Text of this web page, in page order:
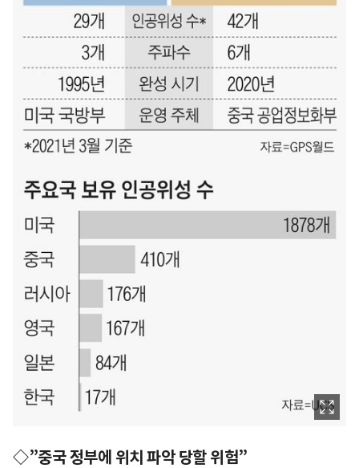
◇”중국 정부에 위치 파악 당할 위험”